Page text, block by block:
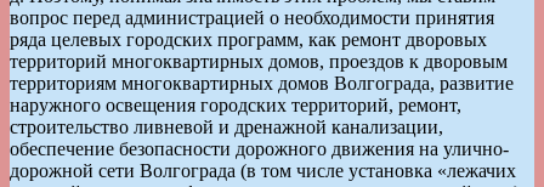
вопрос перед администрацией о необходимости принятия
ряда целевых городских программ, как ремонт дворовых
территорий многоквартирных домов, проездов к дворовым
территориям многоквартирных домов Волгограда, развитие
наружного освещения городских территорий, ремонт,
строительство ливневой и дренажной канализации,
обеспечение безопасности дорожного движения на улично-
дорожной сети Волгограда (в том числе установка «лежачих